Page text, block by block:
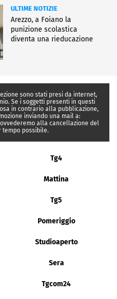
ULTIME NOTIZIE
Arezzo, a Foiano la
punizione scolastica
diventa una rieducazione
sono stati presi da internet,
Se i soggetti presenti in questi
in contrario alla pubblicazione,
inviando una mail a:
alla cancellazione del
tempo possibile.
Tg4
Mattina
Tg5
Pomeriggio
Studioaperto
Sera
Tgcom24